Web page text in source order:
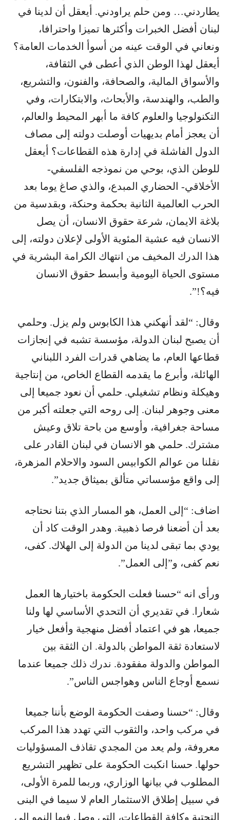
يطاردني… ومن حلم يراودني. أيعقل أن لدينا في
لبنان أفضل الخبرات وأكثرها تميزا واحترافا،
ونعاني في الوقت عينه من أسوأ الخدمات العامة؟
أيعقل لهذا الوطن الذي أعطى في الثقافة،
والأسواق المالية، والصحافة، والفنون، والتشريع،
والطب، والهندسة، والأبحاث، والابتكارات، وفي
التكنولوجيا والعلوم كافة ما أبهر المحيط والعالم،
أن يعجز أمام بديهيات أوصلت دولته إلى مصاف
الدول الفاشلة في إدارة هذه القطاعات؟ أيعقل
للوطن الذي، بوحي من نموذجه الفلسفي-
الأخلاقي- الحضاري المبدع، والذي صاغ يوما بعد
الحرب العالمية الثانية بحكمة وحنكة، وبقدسية من
بلاغة الايمان، شرعة حقوق الانسان، أن يصل
الانسان فيه عشية المئوية الأولى لإعلان دولته، إلى
هذا الدرك المخيف من انتهاك الكرامة البشرية في
مستوى الحياة اليومية وأبسط حقوق الانسان
فيه؟!”.
وقال: “لقد أنهكني هذا الكابوس ولم يزل. وحلمي
أن يصبح لبنان الدولة، مؤسسة تشبه في إنجازات
قطاعها العام، ما يضاهي قدرات الفرد اللبناني
الهائلة، وأبرع ما يقدمه القطاع الخاص، من إنتاجية
وهيكلة ونظام تشغيلي. حلمي أن نعود جميعا إلى
معنى وجوهر لبنان. إلى روحه التي جعلته أكبر من
مساحة جغرافية، وأوسع من باحة تلاق وعيش
مشترك. حلمي هو الانسان في لبنان القادر على
نقلنا من عوالم الكوابيس السود والاحلام المزهرة،
إلى واقع مؤسساتي متألق بميثاق جديد”.
اضاف: “إلى العمل، هو المسار الذي بتنا نحتاجه
بعد أن أضعنا فرصا ذهبية. وهدر الوقت كاد أن
يودي بما تبقى لدينا من الدولة إلى الهلاك. كفى،
نعم كفى، و”إلى العمل”.
ورأى انه “حسنا فعلت الحكومة باختيارها العمل
شعارا. في تقديري أن التحدي الأساسي لها ولنا
جميعا، هو في اعتماد أفضل منهجية وأفعل خيار
لاستعادة ثقة المواطن بالدولة. ان الثقة بين
المواطن والدولة مفقودة. ندرك ذلك جميعا عندما
نسمع أوجاع الناس وهواجس الناس”.
وقال: “حسنا وصفت الحكومة الوضع بأننا جميعا
في مركب واحد، والثقوب التي تهدد هذا المركب
معروفة، ولم يعد من المجدي تقاذف المسؤوليات
حولها. حسنا انكبت الحكومة على تظهير التشريع
المطلوب في بيانها الوزاري، وربما للمرة الأولى،
في سبيل إطلاق الاستثمار العام لا سيما في البنى
التحتية وكافة القطاعات، التي وصل فيها النمو إلى